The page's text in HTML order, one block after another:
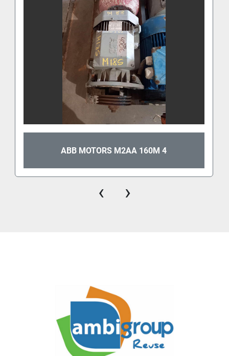
ABB MOTORS M2AA 160M 4
‹ ›